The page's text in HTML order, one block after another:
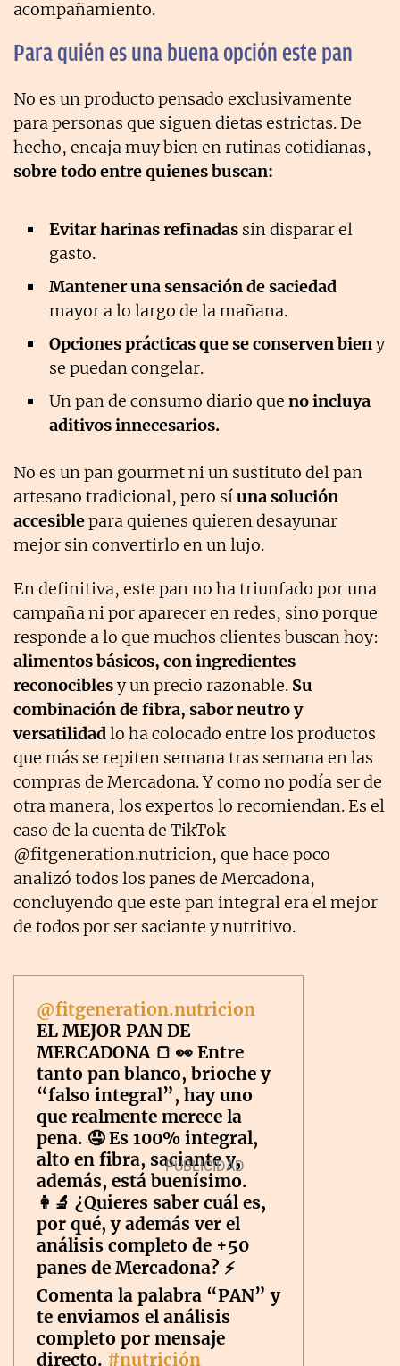
acompañamiento.
Para quién es una buena opción este pan
No es un producto pensado exclusivamente
para personas que siguen dietas estrictas. De
hecho, encaja muy bien en rutinas cotidianas,
sobre todo entre quienes buscan:
Evitar harinas refinadas sin disparar el
gasto.
Mantener una sensación de saciedad
mayor a lo largo de la mañana.
Opciones prácticas que se conserven bieny
se puedan congelar.
Un pan de consumo diario que no incluya
aditivos innecesarios.
No es un pan gourmet ni un sustituto del pan
artesano tradicional, pero síuna solución
accesiblepara quienes quieren desayunar
mejor sin convertirlo en un lujo.
En definitiva, este pan no ha triunfado por una
campaña ni por aparecer en redes, sino porque
responde a lo que muchos clientes buscan hoy:
alimentos básicos, con ingredientes
reconociblesy un precio razonable. Su
combinación de fibra, sabor neutro y
versatilidadlo ha colocado entre los productos
que más se repiten semana tras semana en las
compras de Mercadona. Y como no podía ser de
otra manera, los expertos lo recomiendan. Es el
caso de la cuenta de TikTok
@fitgeneration.nutricion, que hace poco
analizó todos los panes de Mercadona,
concluyendo que este pan integral era el mejor
de todos por ser saciante y nutritivo.
@fitgeneration.nutricion
EL MEJOR PAN DE
MERCADONA 🍞 👀 Entre
tanto pan blanco, brioche y
“falso integral”, hay uno
que realmente merece la
pena. 🤤 Es 100% integral,
alto en fibra, saciante y,
además, está buenísimo.
👩‍🔬 ¿Quieres saber cuál es,
por qué, y además ver el
análisis completo de +50
panes de Mercadona? ⚡️
Comenta la palabra “PAN” y
te enviamos el análisis
completo por mensaje
directo. #nutrición